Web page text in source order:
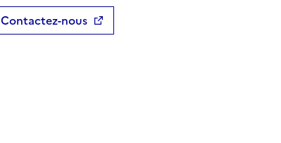
Contactez-nous